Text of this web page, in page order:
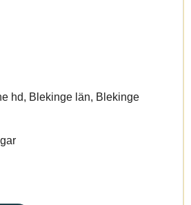
hd, Blekinge län, Blekinge